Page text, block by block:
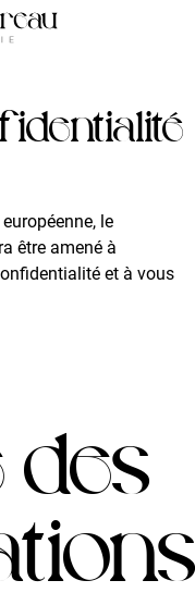
le
être amené à
et à vous
des